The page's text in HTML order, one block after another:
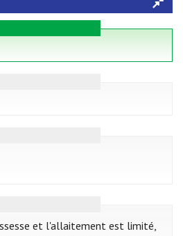
et l'allaitement est limité,